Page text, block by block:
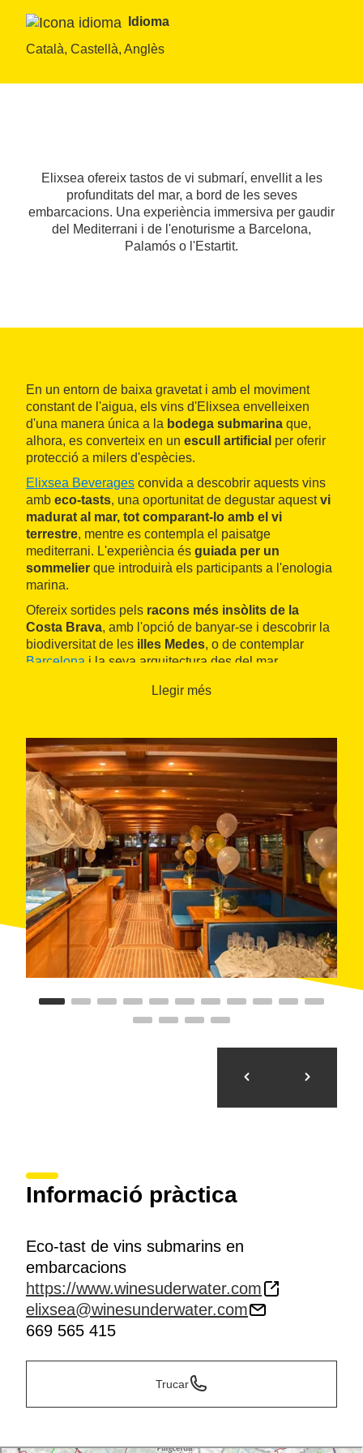
Idioma
Català, Castellà, Anglès
Elixsea ofereix tastos de vi submarí, envellit a les
profunditats del mar, a bord de les seves
embarcacions. Una experiència immersiva per gaudir
del Mediterrani i de l'enoturisme a Barcelona,
Palamós o l'Estartit.
En un entorn de baixa gravetat i amb el moviment
constant de l'aigua, els vins d'Elixsea envelleixen
d'una manera única a la bodega submarina que,
alhora, es converteix en un escull artificial per oferir
protecció a milers d'espècies.
Elixsea Beverages convida a descobrir aquests vins
amb eco-tasts, una oportunitat de degustar aquestvi
madurat al mar, tot comparant-lo amb el vi
terrestre, mentre es contempla el paisatge
mediterrani. L'experiència és guiada per un
sommelier que introduirà els participants a l'enologia
marina.
Ofereix sortides pels racons més insòlits de la
Costa Brava, amb l'opció de banyar-se i descobrir la
biodiversitat de les illes Medes, o de contemplar
Barcelona i la seva arquitectura des del mar.
Els tasts a Barcelona són per a grups d'entre vint i
Montgrí), amb un iot de fins a nou persones o una
barca pesquera per a vint; o bé perPalamós, amb una
goleta amb capacitat per a deu o un veler de fins a
vint-i-tres persones.
Elixsea Beverages també ofereix aquesta experiència
ambmaridatge de formatges i fruites, garoines o
gambes, segons la temporada i disponibilitat.
Llegir més
Informació pràctica
Eco-tast de vins submarins en
embarcacions
https://www.winesuderwater.com
elixsea@winesunderwater.com
669 565 415
Trucar